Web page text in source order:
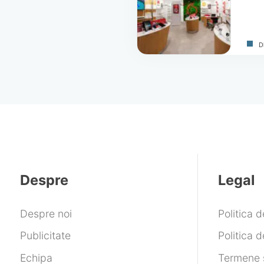
Despre
Despre noi
Publicitate
Echipa
Legal
Politica
Politica
Termene